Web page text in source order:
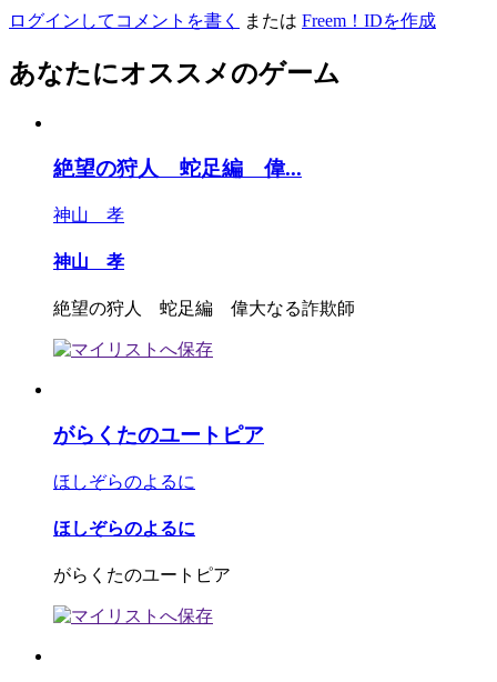
ログインしてコメントを書く または Freem！IDを作成
あなたにオススメのゲーム
絶望の狩人 蛇足編 偉...
神山 孝
神山 孝
絶望の狩人 蛇足編 偉大なる詐欺師
がらくたのユートピア
ほしぞらのよるに
ほしぞらのよるに
がらくたのユートピア